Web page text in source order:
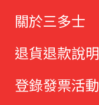
關於三多士
退貨退款說明
登錄發票活動